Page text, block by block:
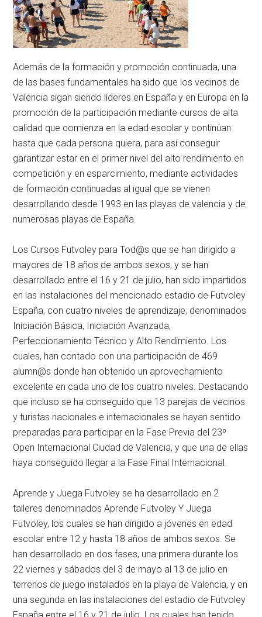
Además de la formación y promoción continuada, una
de las bases fundamentales ha sido que los vecinos de
Valencia sigan siendo líderes en España y en Europa en la
promoción de la participación mediante cursos de alta
calidad que comienza en la edad escolar y continúan
hasta que cada persona quiera, para así conseguir
garantizar estar en el primer nivel del alto rendimiento en
competición y en esparcimiento, mediante actividades
de formación continuadas al igual que se vienen
desarrollando desde 1993 en las playas de valencia y de
numerosas playas de España.
Los Cursos Futvoley para Tod@s que se han dirigido a
mayores de 18 años de ambos sexos, y se han
desarrollado entre el 16 y 21 de julio, han sido impartidos
en las instalaciones del mencionado estadio de Futvoley
España, con cuatro niveles de aprendizaje, denominados
Iniciación Básica, Iniciación Avanzada,
Perfeccionamiento Técnico y Alto Rendimiento. Los
cuales, han contado con una participación de 469
alumn@s donde han obtenido un aprovechamiento
excelente en cada uno de los cuatro niveles. Destacando
que incluso se ha conseguido que 13 parejas de vecinos
y turistas nacionales e internacionales se hayan sentido
preparadas para participar en la Fase Previa del 23º
Open Internacional Ciudad de Valencia, y que una de ellas
haya conseguido llegar a la Fase Final Internacional.
Aprende y Juega Futvoley se ha desarrollado en 2
talleres denominados Aprende Futvoley Y Juega
Futvoley, los cuales se han dirigido a jóvenes en edad
escolar entre 12 y hasta 18 años de ambos sexos. Se
han desarrollado en dos fases, una primera durante los
22 viernes y sábados del 3 de mayo al 13 de julio en
terrenos de juego instalados en la playa de Valencia, y en
una segunda en las instalaciones del estadio de Futvoley